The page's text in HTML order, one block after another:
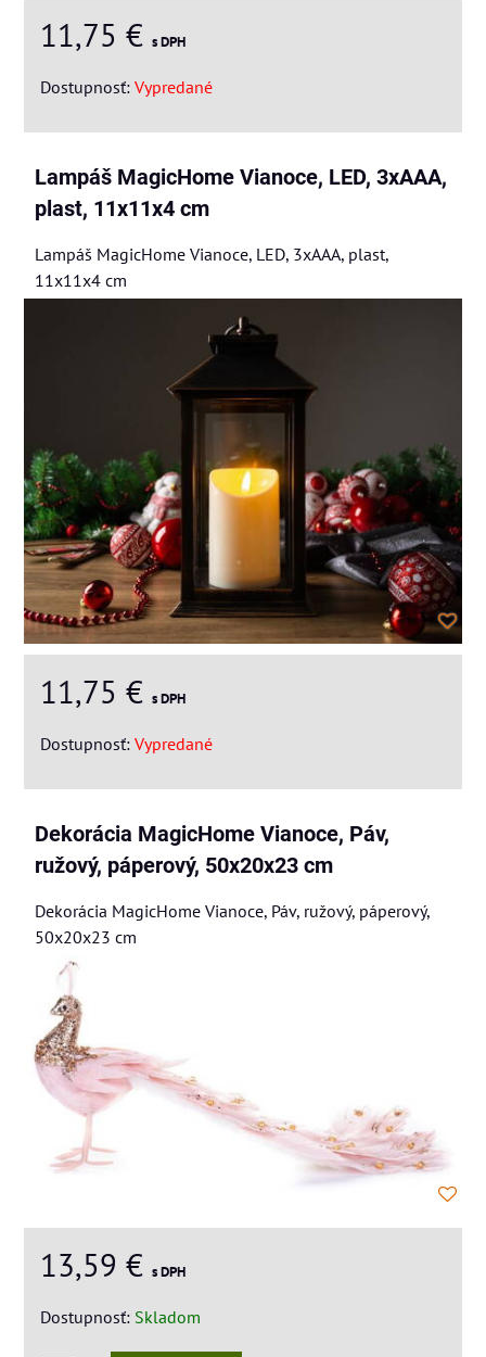
11,75 € s DPH
Dostupnosť: Vypredané
Lampáš MagicHome Vianoce, LED, 3xAAA,
plast, 11x11x4 cm
Lampáš MagicHome Vianoce, LED, 3xAAA, plast,
11x11x4 cm
11,75 € s DPH
Dostupnosť: Vypredané
Dekorácia MagicHome Vianoce, Páv,
ružový, páperový, 50x20x23 cm
Dekorácia MagicHome Vianoce, Páv, ružový, páperový,
50x20x23 cm
13,59 € s DPH
Dostupnosť: Skladom